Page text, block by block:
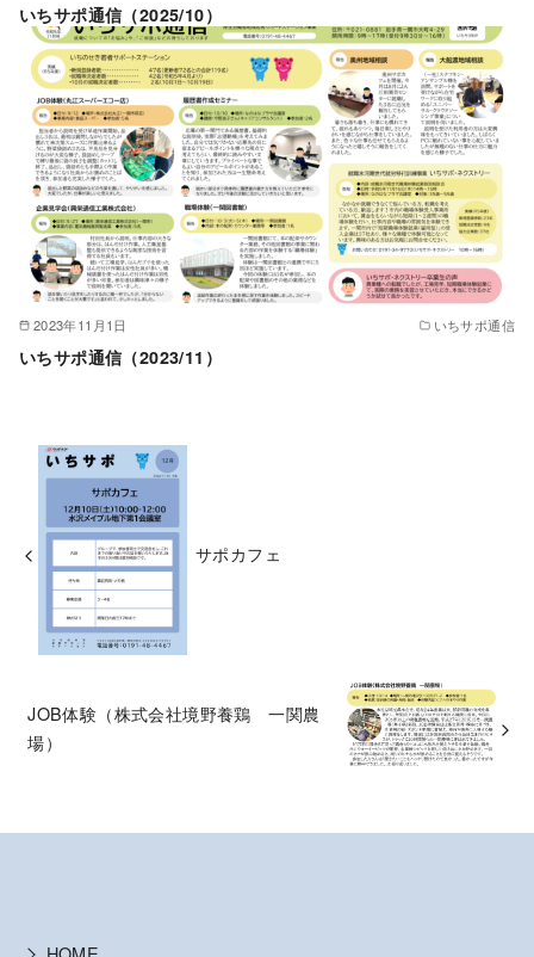
いちサポ通信（2025/10）
2023年11月1日 いちサポ通信
いちサポ通信（2023/11）
サポカフェ
JOB体験（株式会社境野養鶏 一関農
場）